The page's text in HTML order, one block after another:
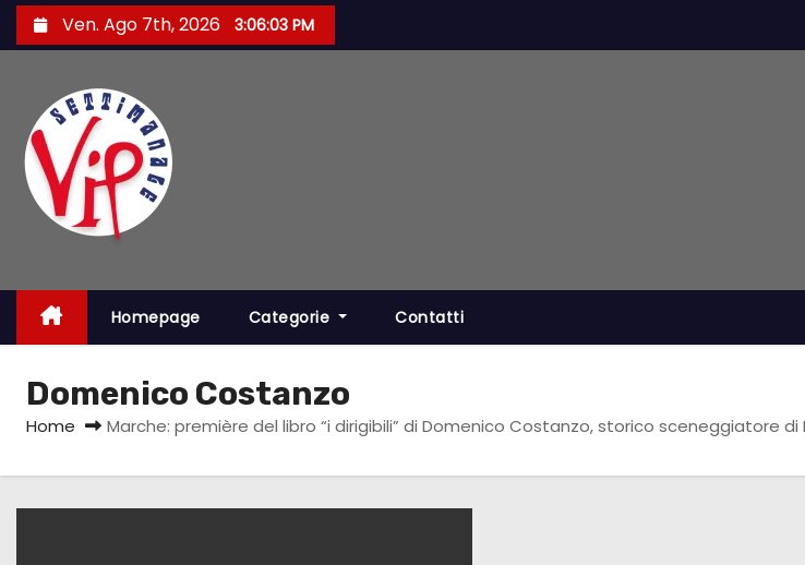
a
n
e
o
Ven. Ago 7th, 2026 3:06:03 PM
Homepage Categorie Contatti
Domenico Costanzo
Home Marche: première del libro “i dirigibili” di Domenico Costanzo, storico sceneggiatore